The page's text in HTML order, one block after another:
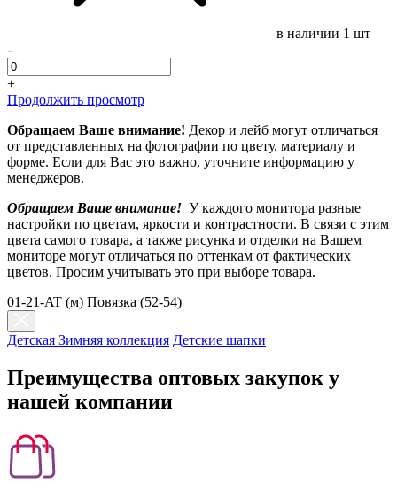
в наличии 1 шт
-
+
Продолжить просмотр
Обращаем Ваше внимание! Декор и лейб могут отличаться
от представленных на фотографии по цвету, материалу и
форме. Если для Вас это важно, уточните информацию у
менеджеров.
Обращаем Ваше внимание! У каждого монитора разные
настройки по цветам, яркости и контрастности. В связи с этим
цвета самого товара, а также рисунка и отделки на Вашем
мониторе могут отличаться по оттенкам от фактических
цветов. Просим учитывать это при выборе товара.
01-21-AT (м) Повязка (52-54)
Детская Зимняя коллекция Детские шапки
Преимущества оптовых закупок у
нашей компании